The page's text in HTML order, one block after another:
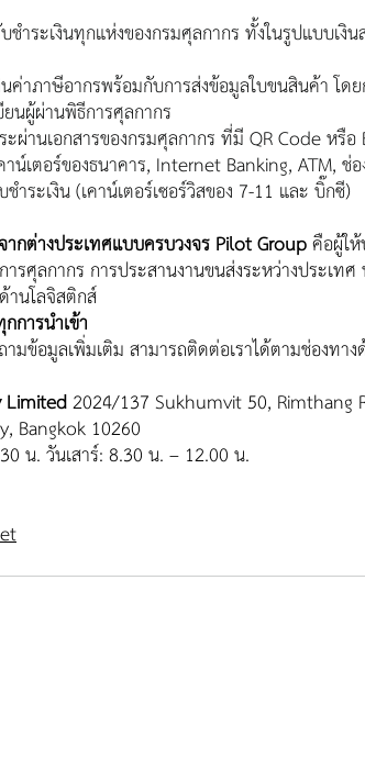
ชำระเงินทุกแห่งของกรมศุลกากร ทั้งในรูปแบบเ
นค่าภาษีอากรพร้อมกับการส่งข้อมูลใบขนสินค้า โ
นผู้ผ่านพิธีการศุลกากร
ผ่านเอกสารของกรมศุลกากร ที่มี QR Code หรือ
เตอร์ของธนาคาร, Internet Banking, ATM, ช่
ระเงิน (เคาน์เตอร์เซอร์วิสของ 7-11 และ บิ๊กซี)
ากต่างประเทศแบบครบวงจร Pilot Group คือผู้ใ
ศุลกากร การประสานงานขนส่งระหว่างประเท
านโลจิสติกส์
การนำเข้า
มข้อมูลเพิ่มเติม สามารถติดต่อเราได้ตามช่องทาง
Limited 2024/137 Sukhumvit 50, Rimthang
Bangkok 10260
น. วันเสาร์: 8.30 น. – 12.00 น.